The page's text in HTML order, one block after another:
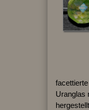
Uranglas